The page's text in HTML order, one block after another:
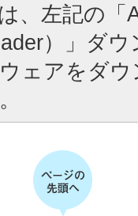
、左記の「
）」ダ
ェアをダ